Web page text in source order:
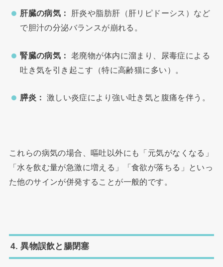
肝臓の病気：
肝炎や脂肪肝（肝リピドーシス）など
で胆汁の分泌バランスが崩れる。
腎臓の病気：
老廃物が体内に溜まり、尿毒症による
吐き気を引き起こす（特に高齢猫に多い）。
膵炎： 激しい炎症により強い吐き気と腹痛を伴う。
これらの病気の場合、嘔吐以外にも「元気がなくなる」
「水を飲む量が急激に増える」「食欲が落ちる」といっ
た他のサインが併発することが一般的です。
4. 異物誤飲と腸閉塞